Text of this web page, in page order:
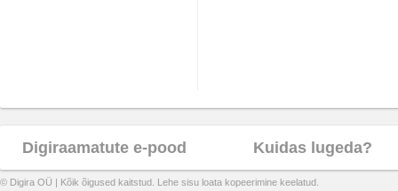
Digiraamatute e-pood Kuidas lugeda?
© Digira OÜ | Kõik õigused kaitstud. Lehe sisu loata kopeerimine keelatud.